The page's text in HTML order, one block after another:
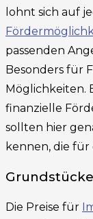
lohnt sich auf
passenden
Besonders für
Möglichkeiten.
finanzielle
sollten hier
kennen, die
Die Preise für